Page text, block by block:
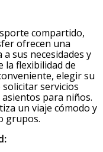
compartido,
ofrecen una
sus necesidades y
la flexibilidad de
elegir su
servicios
para niños.
un viaje cómodo y
grupos.